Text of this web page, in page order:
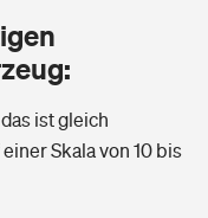
im Alter?
das ist gleich
Skala von 10 bis